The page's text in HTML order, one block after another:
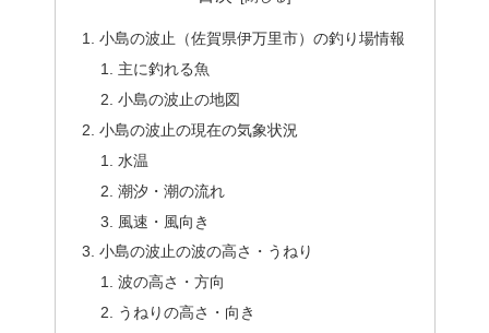
小島の波止（佐賀県伊万里市）の釣り場情報
主に釣れる魚
小島の波止の地図
小島の波止の現在の気象状況
水温
潮汐・潮の流れ
風速・風向き
小島の波止の波の高さ・うねり
波の高さ・方向
うねりの高さ・向き